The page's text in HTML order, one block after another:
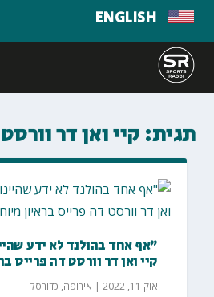
ENGLISH
תגית: קיי ואן דר
"אף אחד בהולנד לא ידע
קיי ואן דר וורסט דה פרייס
אוק 11, 2022 | אירופה, כדורסל